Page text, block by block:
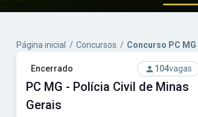
Página inicial / Concursos / Concurso PC MG
Encerrado 104vagas
PC MG - Polícia Civil de Minas
Gerais